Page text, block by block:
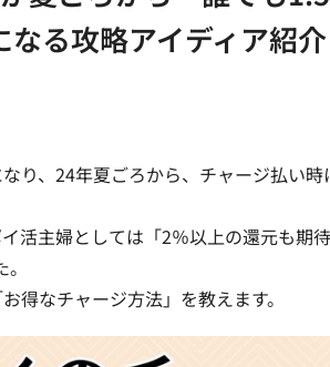
る攻略アイディア紹介
り、24年夏ごろから、チャージ払い
活主婦としては「2％以上の還元も期
得なチャージ方法」を教えます。